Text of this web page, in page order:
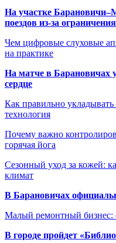
На участке
поездов из-за
Чем цифровые слуховые
на практике
На матче в Барановичах
сердце
Как правильно
технология
Почему важно
горячая йога
Сезонный уход за кожей:
климат
В Барановичах
Малый ремонтный бизнес:
В городе пройдет